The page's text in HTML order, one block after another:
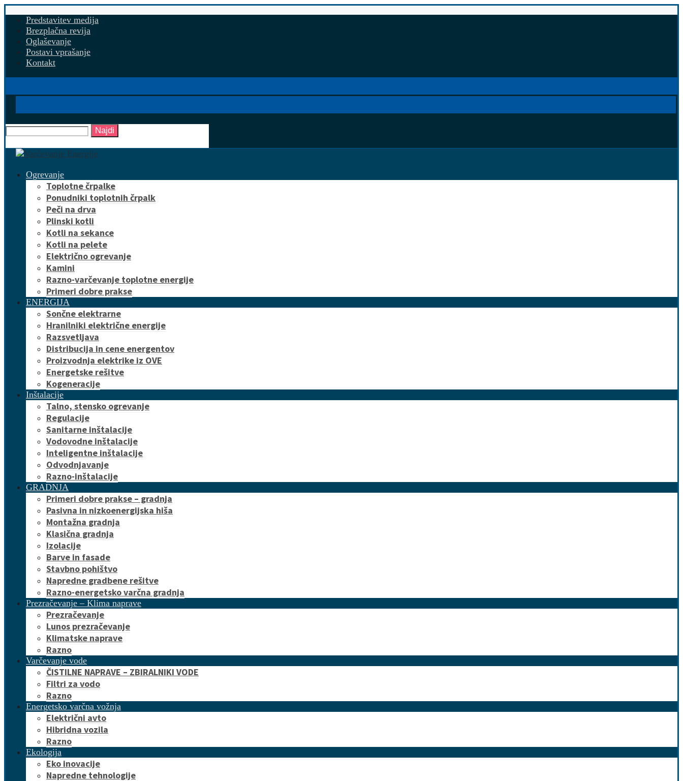
Predstavitev medija
Brezplačna revija
Oglaševanje
Postavi vprašanje
Kontakt
Najdi
Ogrevanje
Toplotne črpalke
Ponudniki toplotnih črpalk
Peči na drva
Plinski kotli
Kotli na sekance
Kotli na pelete
Električno ogrevanje
Kamini
Razno-varčevanje toplotne energije
Primeri dobre prakse
ENERGIJA
Sončne elektrarne
Hranilniki električne energije
Razsvetljava
Distribucija in cene energentov
Proizvodnja elektrike iz OVE
Energetske rešitve
Kogeneracije
Inštalacije
Talno, stensko ogrevanje
Regulacije
Sanitarne inštalacije
Vodovodne inštalacije
Inteligentne inštalacije
Odvodnjavanje
Razno-inštalacije
GRADNJA
Primeri dobre prakse – gradnja
Pasivna in nizkoenergijska hiša
Montažna gradnja
Klasična gradnja
Izolacije
Barve in fasade
Stavbno pohištvo
Napredne gradbene rešitve
Razno-energetsko varčna gradnja
Prezračevanje – Klima naprave
Prezračevanje
Lunos prezračevanje
Klimatske naprave
Razno
Varčevanje vode
ČISTILNE NAPRAVE – ZBIRALNIKI VODE
Filtri za vodo
Razno
Energetsko varčna vožnja
Električni avto
Hibridna vozila
Razno
Ekologija
Eko inovacije
Napredne tehnologije